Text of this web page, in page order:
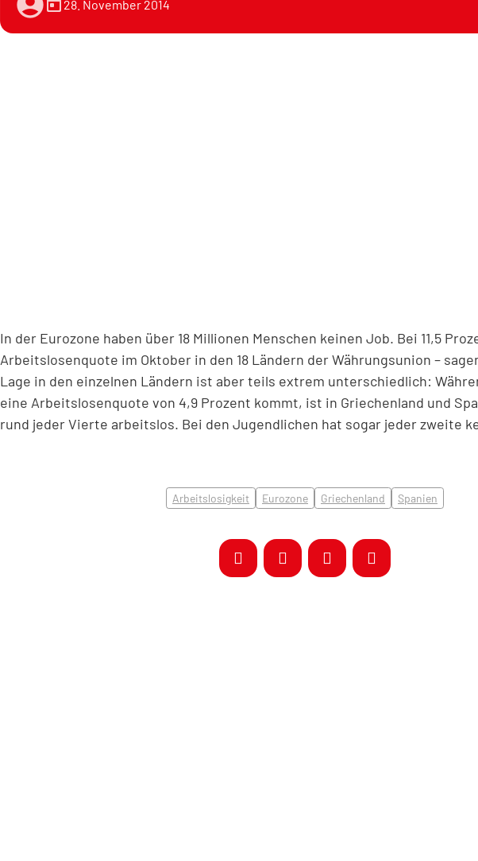
today 28. November 2014
In der Eurozone haben über 18 Millionen Menschen keinen Job. Bei 11,5
Arbeitslosenquote im Oktober in den 18 Ländern der Währungsunion –
Lage in den einzelnen Ländern ist aber teils extrem unterschiedlich:
eine Arbeitslosenquote von 4,9 Prozent kommt, ist in Griechenland und
rund jeder Vierte arbeitslos. Bei den Jugendlichen hat sogar jeder zweite
Arbeitslosigkeit Eurozone Griechenland Spanien